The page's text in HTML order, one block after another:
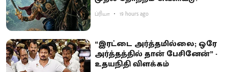
ப்ரியா 19 hours ago
“இரட்டை அர்த்தமில்லை; ஒரே
அர்த்தத்தில் தான் பேசினேன்” -
உதயநிதி விளக்கம்